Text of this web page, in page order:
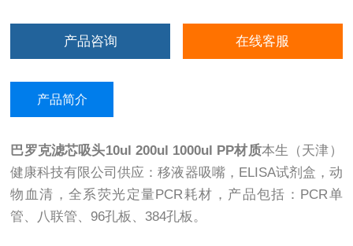
产品咨询 在线客服
产品简介
巴罗克滤芯吸头10ul 200ul 1000ul PP材质本生（天津）
健康科技有限公司供应：移液器吸嘴，ELISA试剂盒，动
物血清，全系荧光定量PCR耗材，产品包括：PCR单
管、八联管、96孔板、384孔板。